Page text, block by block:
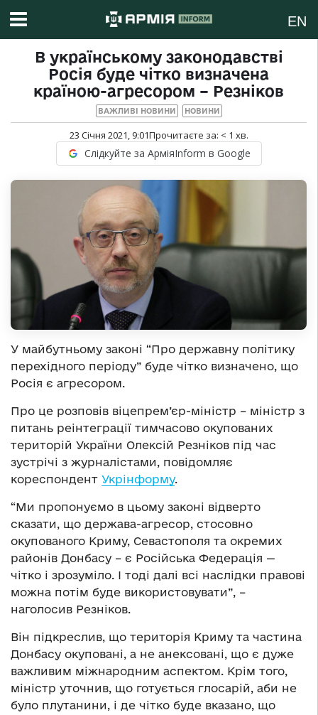
EN
В українському законодавстві
Росія буде чітко визначена
країною-агресором – Резніков
ВАЖЛИВІ НОВИНИ НОВИНИ
23 Січня 2021, 9:01Прочитаєте за: < 1 хв.
Слідкуйте за АрміяInform в Google
У майбутньому законі “Про державну політику
перехідного періоду” буде чітко визначено, що
Росія є агресором.
Про це розповів віцепрем’єр-міністр – міністр з
питань реінтеграції тимчасово окупованих
територій України Олексій Резніков під час
зустрічі з журналістами, повідомляє
кореспондент Укрінформу.
“Ми пропонуємо в цьому законі відверто
сказати, що держава-агресор, стосовно
окупованого Криму, Севастополя та окремих
районів Донбасу – є Російська Федерація —
чітко і зрозуміло. І тоді далі всі наслідки правові
можна потім буде використовувати”, –
наголосив Резніков.
Він підкреслив, що територія Криму та частина
Донбасу окуповані, а не анексовані, що є дуже
важливим міжнародним аспектом. Крім того,
міністр уточнив, що готується глосарій, аби не
було плутанини, і де чітко буде вказано, що